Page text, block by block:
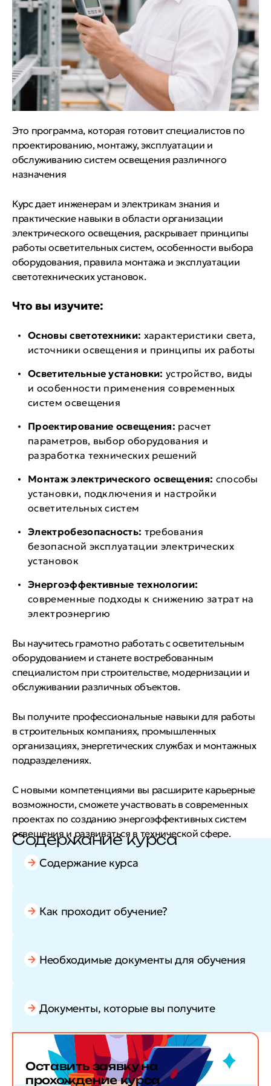
Это программа, которая готовит специалистов по
проектированию, монтажу, эксплуатации и
обслуживанию систем освещения различного
назначения
Курс дает инженерам и электрикам знания и
практические навыки в области организации
электрического освещения, раскрывает принципы
работы осветительных систем, особенности выбора
оборудования, правила монтажа и эксплуатации
светотехнических установок.
Что вы изучите:
Основы светотехники: характеристики света,
источники освещения и принципы их работы
Осветительные установки: устройство, виды
и особенности применения современных
систем освещения
Проектирование освещения: расчет
параметров, выбор оборудования и
разработка технических решений
Монтаж электрического освещения: способы
установки, подключения и настройки
осветительных систем
Электробезопасность: требования
безопасной эксплуатации электрических
установок
Энергоэффективные технологии:
современные подходы к снижению затрат на
электроэнергию
Вы научитесь грамотно работать с осветительным
оборудованием и станете востребованным
специалистом при строительстве, модернизации и
обслуживании различных объектов.
Вы получите профессиональные навыки для работы
в строительных компаниях, промышленных
организациях, энергетических службах и монтажных
подразделениях.
С новыми компетенциями вы расширите карьерные
возможности, сможете участвовать в современных
проектах по созданию энергоэффективных систем
освещения и развиваться в технической сфере.
Содержание курса
Содержание курса
Как проходит обучение?
Необходимые документы для обучения
Документы, которые вы получите
Оставить заявкуна
прохождение курса